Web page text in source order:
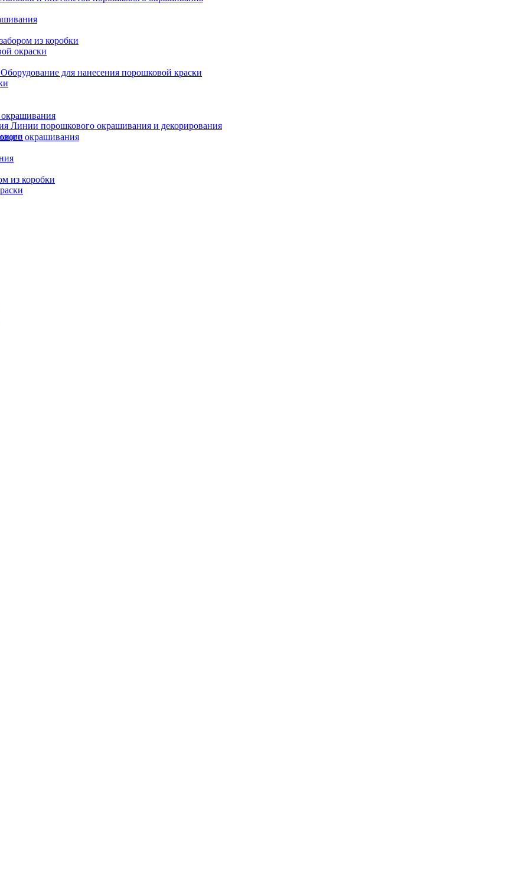
из коробки
окраски
Оборудование для нанесения порошковой краски
Линии порошкового окрашивания и декорирования
окрашивания
окрашивания
из коробки